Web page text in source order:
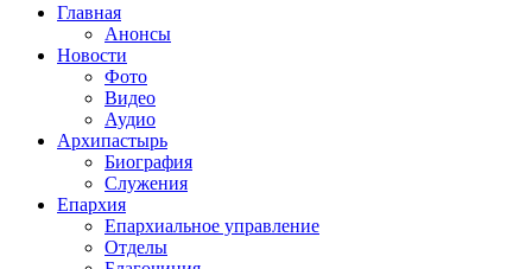
Главная
Анонсы
Новости
Фото
Видео
Аудио
Архипастырь
Биография
Служения
Епархия
Епархиальное управление
Отделы